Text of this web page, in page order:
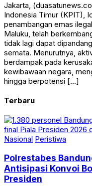
Jakarta,
Indonesia Timur (KPIT),
penambangan emas
Maluku, telah
tidak lagi dapat
semata. Menurutnya,
berdampak pada
kewibawaan negara,
hingga berpotensi […]
Terbaru
Nasional Peristiwa
Polrestabes
Antisipasi Konvoi
Presiden